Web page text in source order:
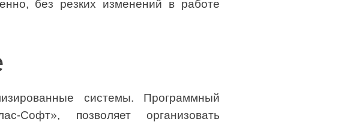
без резких изменений в работе
системы. Программный
Софт», позволяет организовать